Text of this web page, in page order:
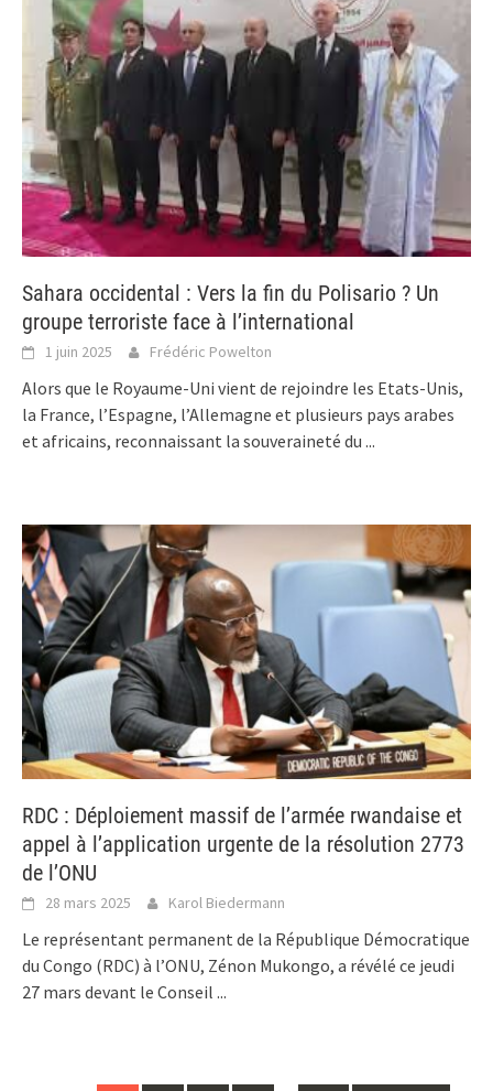
Sahara occidental : Vers la fin du Polisario ? Un
groupe terroriste face à l’international
1 juin 2025 Frédéric Powelton
Alors que le Royaume-Uni vient de rejoindre les Etats-Unis,
la France, l’Espagne, l’Allemagne et plusieurs pays arabes
et africains, reconnaissant la souveraineté du ...
RDC : Déploiement massif de l’armée rwandaise et
appel à l’application urgente de la résolution 2773
de l’ONU
28 mars 2025 Karol Biedermann
Le représentant permanent de la République Démocratique
du Congo (RDC) à l’ONU, Zénon Mukongo, a révélé ce jeudi
27 mars devant le Conseil ...